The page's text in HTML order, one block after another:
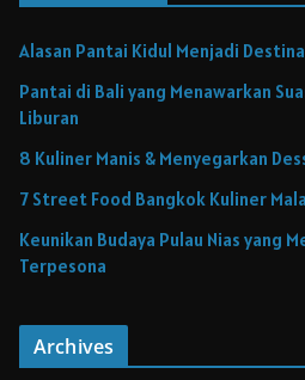
Alasan Pantai Kidul Menjadi
Pantai di Bali yang Menawarkan
Liburan
8 Kuliner Manis & Menyegarkan
7 Street Food Bangkok Kuliner
Keunikan Budaya Pulau Nias yang
Terpesona
Archives